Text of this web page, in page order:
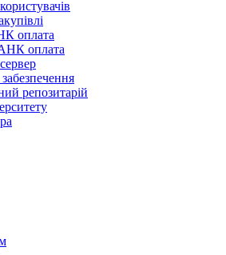
оплата
оплата
репозитарій